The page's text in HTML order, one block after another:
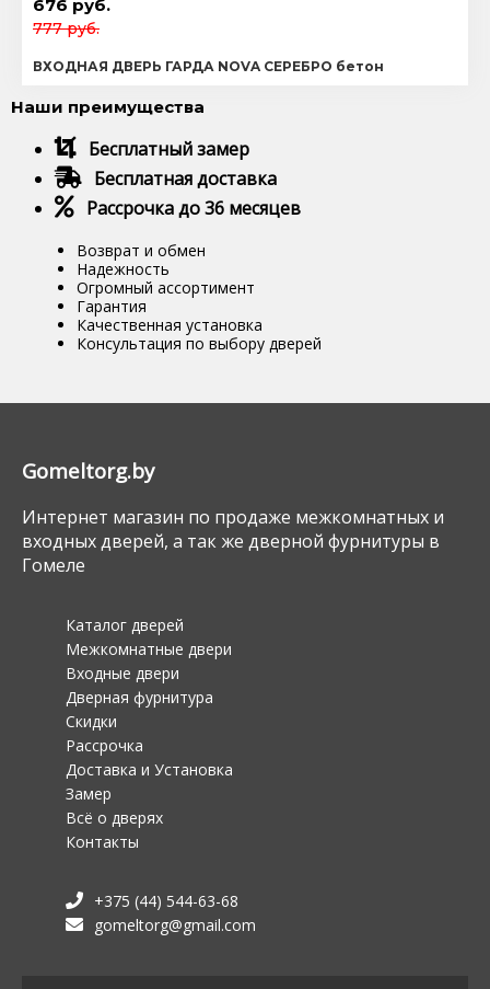
676 руб.
777 руб.
ВХОДНАЯ ДВЕРЬ ГАРДА NOVA СЕРЕБРО бетон
Наши преимущества
Бесплатный замер
Бесплатная доставка
Рассрочка до 36 месяцев
Возврат и обмен
Надежность
Огромный ассортимент
Гарантия
Качественная установка
Консультация по выбору дверей
Gomeltorg.by
Интернет магазин по продаже межкомнатных и
входных дверей, а так же дверной фурнитуры в
Гомеле
Каталог дверей
Межкомнатные двери
Входные двери
Дверная фурнитура
Скидки
Рассрочка
Доставка и Установка
Замер
Всё о дверях
Контакты
+375 (44) 544-63-68
gomeltorg@gmail.com